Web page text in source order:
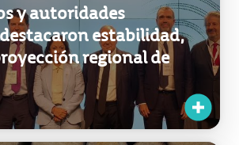
y autoridades
estabilidad,
regional de